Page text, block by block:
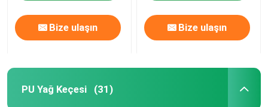
Bize ulaşın Bize ulaşın
PU Yağ Keçesi (31)